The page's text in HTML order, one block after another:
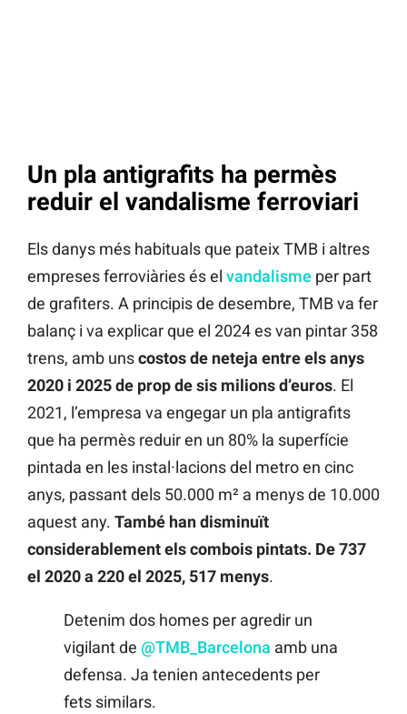
Un pla antigrafits ha permès
reduir el vandalisme ferroviari
Els danys més habituals que pateix TMB i altres
empreses ferroviàries és el vandalisme per part
de grafiters. A principis de desembre, TMB va fer
balanç i va explicar que el 2024 es van pintar 358
trens, amb unscostos de neteja entre els anys
2020 i 2025 de prop de sis milions d’euros. El
2021, l’empresa va engegar un pla antigrafits
que ha permès reduir en un 80% la superfície
pintada en les instal·lacions del metro en cinc
anys, passant dels 50.000 m² a menys de 10.000
aquest any. També han disminuït
considerablement els combois pintats. De 737
el 2020 a 220 el 2025, 517 menys.
Detenim dos homes per agredir un
vigilant de @TMB_Barcelona amb una
defensa. Ja tenien antecedents per
fets similars.